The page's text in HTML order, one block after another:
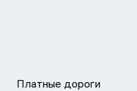
Платные дороги